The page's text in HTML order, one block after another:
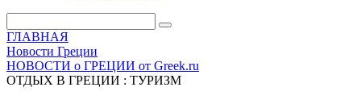
ГЛАВНАЯ
Новости Греции
НОВОСТИ о ГРЕЦИИ от Greek.ru
ОТДЫХ В ГРЕЦИИ : ТУРИЗМ